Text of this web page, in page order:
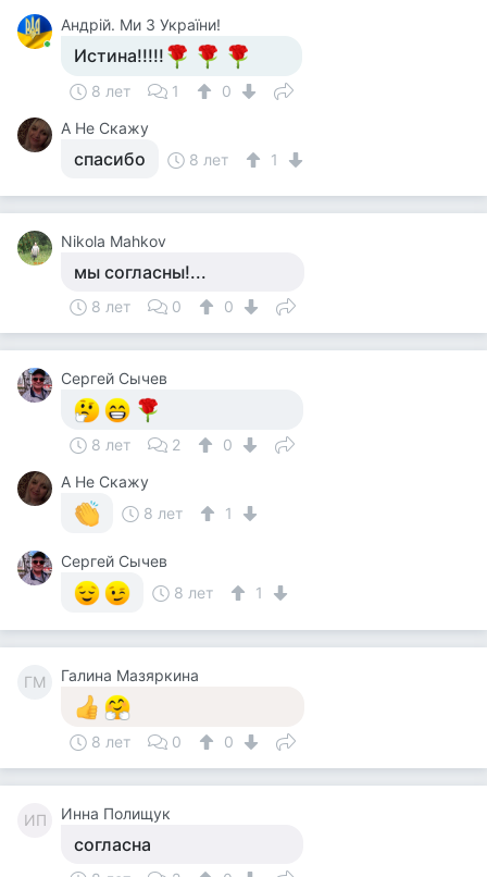
Андрій. Ми З України!
Истина!!!!!
8 лет 1
0
А Не Скажу
спасибо 8 лет 1
Nikola Mahkov
мы согласны!...
8 лет 0 0
Сергей Сычев
8 лет 2
0
А Не Скажу
8 лет
1
Сергей Сычев
8 лет
1
ГМ Галина Мазяркина
8 лет 0 0
ИП Инна Полищук
согласна